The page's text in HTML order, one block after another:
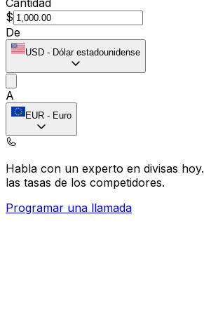
$
De
USD - Dólar estadounidense
A
EUR - Euro
Habla con un experto en divisas hoy.
las tasas de los competidores.
Programar una llamada